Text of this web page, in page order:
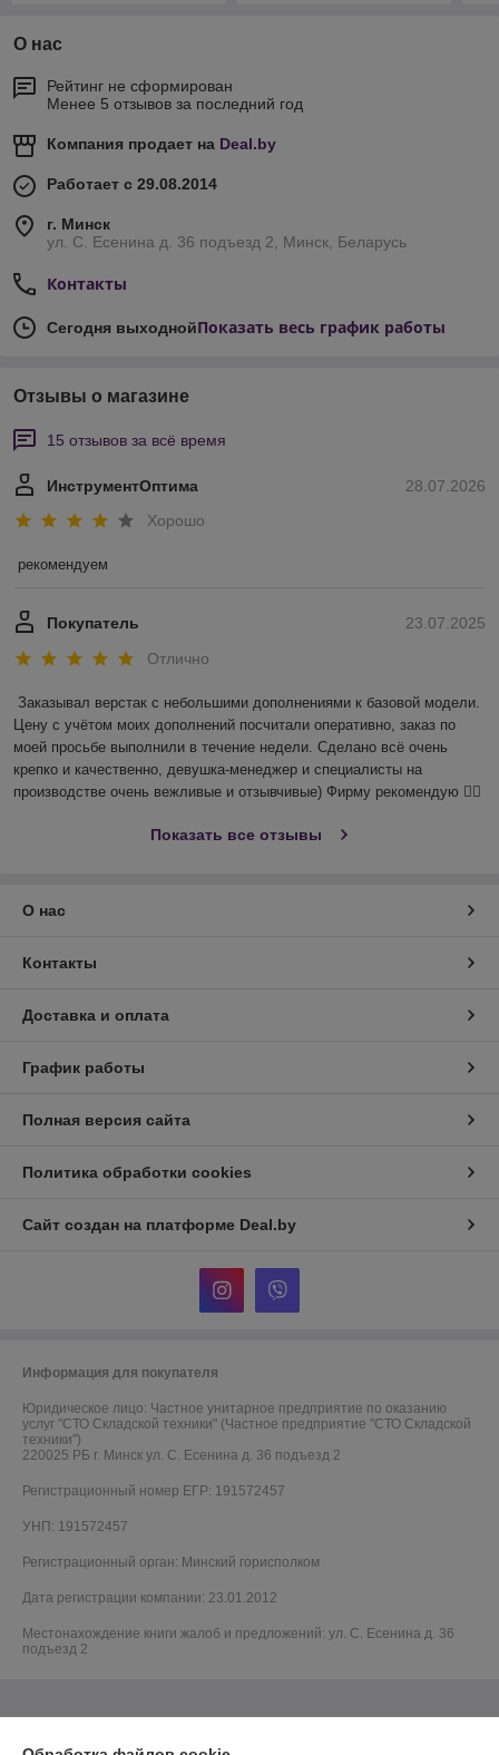
О нас
Рейтинг не сформирован
Менее 5 отзывов за последний год
Компания продает на Deal.by
Работает с 29.08.2014
г. Минск
ул. С. Есенина д. 36 подъезд 2, Минск, Беларусь
Контакты
Сегодня выходнойПоказать весь график работы
Отзывы о магазине
15 отзывов за всё время
28.07.2026
ИнструментОптима
Хорошо
рекомендуем
23.07.2025
Покупатель
Отлично
Заказывал верстак с небольшими дополнениями к базовой модели.
Цену с учётом моих дополнений посчитали оперативно, заказ по
моей просьбе выполнили в течение недели. Сделано всё очень
крепко и качественно, девушка-менеджер и специалисты на
производстве очень вежливые и отзывчивые) Фирму рекомендую 👍🏻
Показать все отзывы
О нас
Контакты
Доставка и оплата
График работы
Полная версия сайта
Политика обработки cookies
Сайт создан на платформе Deal.by
Информация для покупателя
Юридическое лицо: Частное унитарное предприятие по оказанию
услуг "СТО Складской техники" (Частное предприятие "СТО Складской
техники")
220025 РБ г. Минск ул. С. Есенина д. 36 подъезд 2
Регистрационный номер ЕГР: 191572457
УНП: 191572457
Регистрационный орган: Минский горисполком
Дата регистрации компании: 23.01.2012
Местонахождение книги жалоб и предложений: ул. С. Есенина д. 36
подъезд 2